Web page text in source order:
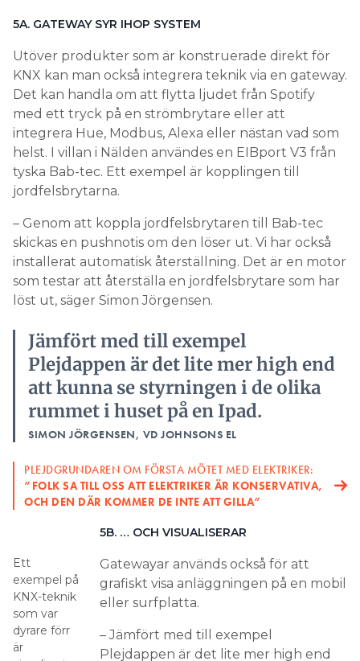
5A. GATEWAY SYR IHOP SYSTEM
Utöver produkter som är konstruerade direkt för
KNX kan man också integrera teknik via en gateway.
Det kan handla om att flytta ljudet från Spotify
med ett tryck på en strömbrytare eller att
integrera Hue, Modbus, Alexa eller nästan vad som
helst. I villan i Nälden användes en EIBport V3 från
tyska Bab-tec. Ett exempel är kopplingen till
jordfelsbrytarna.
– Genom att koppla jordfelsbrytaren till Bab-tec
skickas en pushnotis om den löser ut. Vi har också
installerat automatisk återställning. Det är en motor
som testar att återställa en jordfelsbrytare som har
löst ut, säger Simon Jörgensen.
Jämfört med till exempel
Plejdappen är det lite mer high end
att kunna se styrningen i de olika
rummet i huset på en Ipad.
SIMON JÖRGENSEN, VD JOHNSONS EL
PLEJDGRUNDAREN OM FÖRSTA MÖTET MED ELEKTRIKER:
”FOLK SA TILL OSS ATT ELEKTRIKER ÄR KONSERVATIVA,
OCH DEN DÄR KOMMER DE INTE ATT GILLA”
Ett
exempel på
KNX-teknik
som var
dyrare förr
är
5B. … OCH VISUALISERAR
Gatewayar används också för att
grafiskt visa anläggningen på en mobil
eller surfplatta.
– Jämfört med till exempel
Plejdappen är det lite mer high end